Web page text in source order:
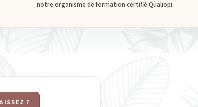
notre organisme de formation certifié Qualiopi
?